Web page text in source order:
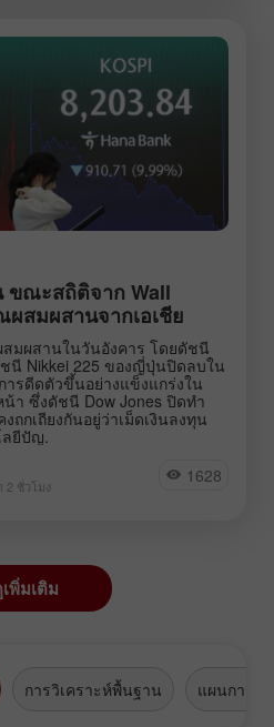
ขณะสถิติจาก Wall
สมผสานจากเอเชีย
สมผสานในวันอังคาร โดยดัชนี
ชนี Nikkei 225 ของญี่ปุ่นปิดลบใน
รดีดตัวขึ้นอย่างแข็งแกร่งใน
า ซึ่งดัชนี Dow Jones ปิดทำ
ถกเถียงกันอยู่ว่าเม็ดเงินลงทุน
ยีปัญ.
2 ชั่วโมง 1628
พิ่มเติม
การวิเคราะห์พื้นฐาน แผนการซื้